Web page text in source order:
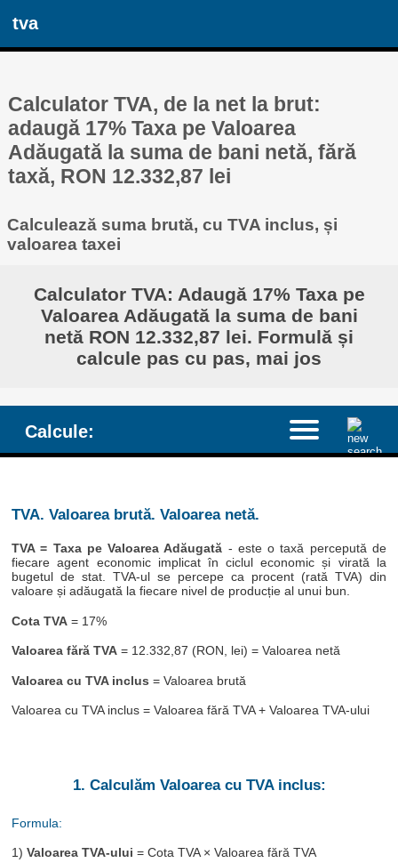
tva
Calculator TVA, de la net la brut:
adaugă 17% Taxa pe Valoarea
Adăugată la suma de bani netă, fără
taxă, RON 12.332,87 lei
Calculează suma brută, cu TVA inclus, și
valoarea taxei
Calculator TVA: Adaugă 17% Taxa pe
Valoarea Adăugată la suma de bani
netă RON 12.332,87 lei. Formulă și
calcule pas cu pas, mai jos
Calcule:
TVA. Valoarea brută. Valoarea netă.
TVA = Taxa pe Valoarea Adăugată - este o taxă percepută de
fiecare agent economic implicat în ciclul economic și virată la
bugetul de stat. TVA-ul se percepe ca procent (rată TVA) din
valoare și adăugată la fiecare nivel de producție al unui bun.
Cota TVA = 17%
Valoarea fără TVA = 12.332,87 (RON, lei) = Valoarea netă
Valoarea cu TVA inclus = Valoarea brută
Valoarea cu TVA inclus = Valoarea fără TVA + Valoarea TVA-ului
1. Calculăm Valoarea cu TVA inclus:
Formula:
1)Valoarea TVA-ului = Cota TVA × Valoarea fără TVA